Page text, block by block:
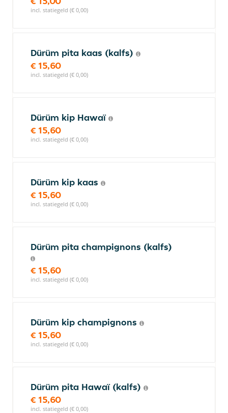
incl. statiegeld (€ 0,00)
Dürüm pita kaas (kalfs)
€ 15,60
incl. statiegeld (€ 0,00)
Dürüm kip Hawaï
€ 15,60
incl. statiegeld (€ 0,00)
Dürüm kip kaas
€ 15,60
incl. statiegeld (€ 0,00)
Dürüm pita champignons (kalfs)
€ 15,60
incl. statiegeld (€ 0,00)
Dürüm kip champignons
€ 15,60
incl. statiegeld (€ 0,00)
Dürüm pita Hawaï (kalfs)
€ 15,60
incl. statiegeld (€ 0,00)